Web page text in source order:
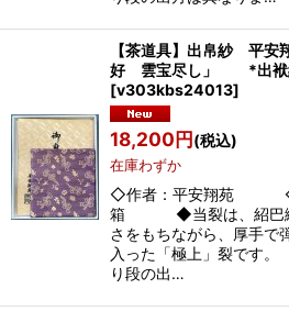
【茶道具】出帛紗 平
好 雲宝尽し」 *出袱
[v303kbs24013]
18,200円(税込)
在庫わずか
◇作者：平安翔苑 ◇
箱 ◆当裂は、紹巴織
さをもちながら、厚手で
入った「極上」裂で
り段の出…